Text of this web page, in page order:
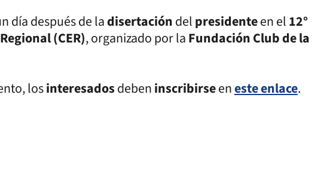
día después de ladisertacióndelpresidenteen el12°
(CER), organizado por laFundación Club de la
losinteresadosdebeninscribirseeneste enlace.